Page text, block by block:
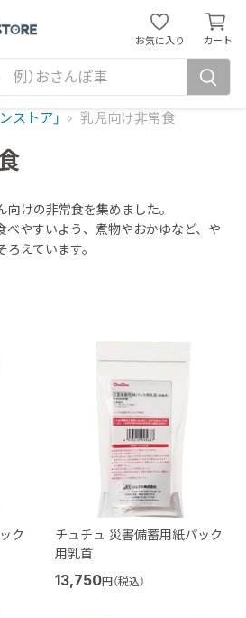
お気に入り カート
カ
ー
ト
見
ストア」 乳児向け非常食
けの非常食を集めました。
べやすいよう、煮物やおかゆなど、や
えています。
ク
チュチュ 災害備蓄用紙パック
用乳首
13,750円（税込）